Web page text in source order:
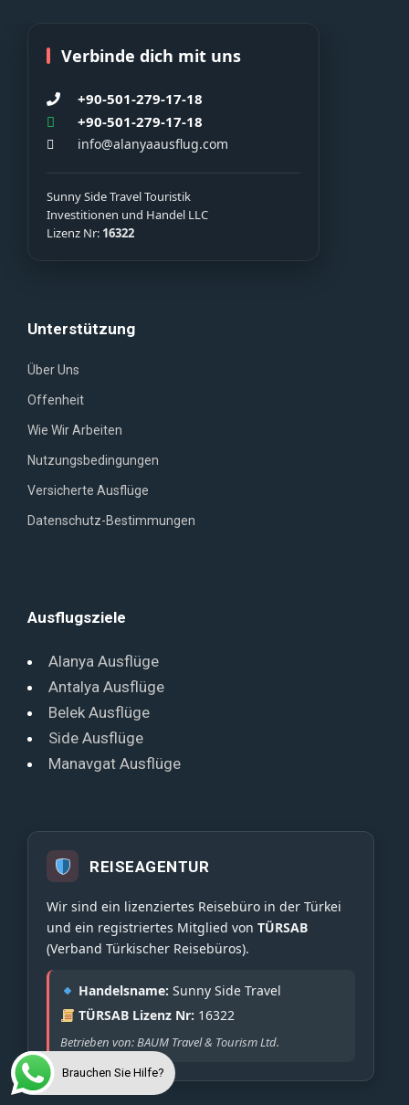
Verbinde dich mit uns
+90-501-279-17-18
+90-501-279-17-18
info@alanyaausflug.com
Sunny Side Travel Touristik
Investitionen und Handel LLC
Lizenz Nr: 16322
Unterstützung
Über Uns
Offenheit
Wie Wir Arbeiten
Nutzungsbedingungen
Versicherte Ausflüge
Datenschutz-Bestimmungen
Ausflugsziele
Alanya Ausflüge
Antalya Ausflüge
Belek Ausflüge
Side Ausflüge
Manavgat Ausflüge
REISEAGENTUR
Wir sind ein lizenziertes Reisebüro in der Türkei
und ein registriertes Mitglied von TÜRSAB
(Verband Türkischer Reisebüros).
Handelsname: Sunny Side Travel
TÜRSAB Lizenz Nr: 16322
Betrieben von: BAUM Travel & Tourism Ltd.
Brauchen Sie Hilfe?